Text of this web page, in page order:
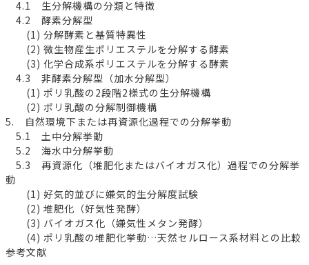
4.1 生分解機構の分類と特徴
4.2 酵素分解型
(1) 分解酵素と基質特異性
(2) 微生物産生ポリエステルを分解する酵素
(3) 化学合成系ポリエステルを分解する酵素
4.3 非酵素分解型（加水分解型）
(1) ポリ乳酸の2段階2様式の生分解機構
(2) ポリ乳酸の分解制御機構
5. 自然環境下または再資源化過程での分解挙動
5.1 土中分解挙動
5.2 海水中分解挙動
5.3 再資源化（堆肥化またはバイオガス化）過程での分解挙
動
(1) 好気的並びに嫌気的生分解度試験
(2) 堆肥化（好気性発酵）
(3) バイオガス化（嫌気性メタン発酵）
(4) ポリ乳酸の堆肥化挙動…天然セルロース系材料との比較
参考文献